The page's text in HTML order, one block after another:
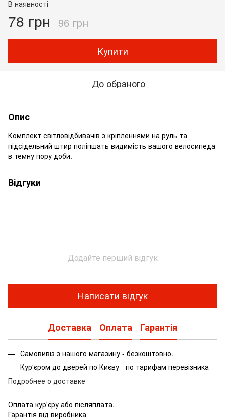
В наявності
78 грн 96 грн
Купити
До обраного
Опис
Комплект світловідбивачів з кріпленнями на руль та
підсідельний штир поліпшать видимість вашого велосипеда
в темну пору доби.
Відгуки
Додайте перший відгук
Написати відгук
Доставка Оплата Гарантія
Самовивіз з нашого магазину - безкоштовно.
Кур'єром до дверей по Києву - по тарифам перевізника
Подробнее о доставке
Оплата кур'єру або післяплата.
Гарантія від виробника